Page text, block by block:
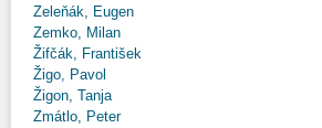
Zeleňák, Eugen
Zemko, Milan
Žifčák, František
Žigo, Pavol
Žigon, Tanja
Zmátlo, Peter